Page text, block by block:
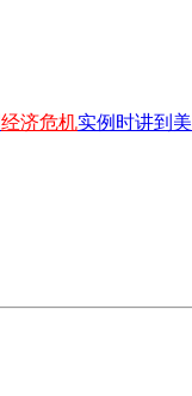
经济危机实例时讲到